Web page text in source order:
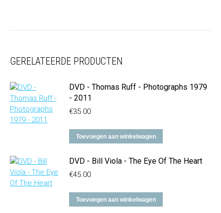
GERELATEERDE PRODUCTEN
DVD - Thomas Ruff - Photographs 1979
- 2011
€35.00
Toevoegen aan winkelwagen
DVD - Bill Viola - The Eye Of The Heart
€45.00
Toevoegen aan winkelwagen